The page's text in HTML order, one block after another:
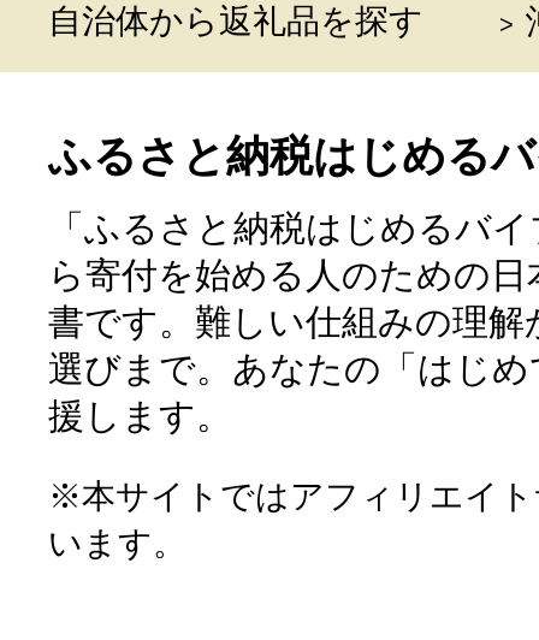
自治体から返礼品を探す
ふるさと納税はじめる
「ふるさと納税はじめるバ
ら寄付を始める人のための
書です。難しい仕組みの理
選びまで。あなたの「はじ
援します。
※本サイトではアフィリエイ
います。